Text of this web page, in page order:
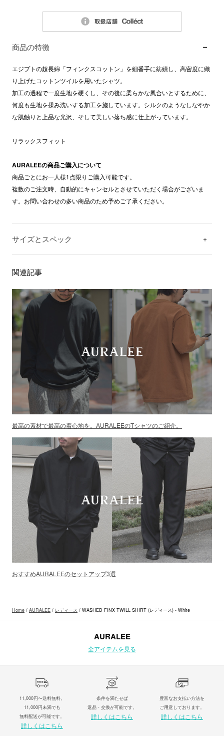
商品の特徴
エジプトの超長綿「フィンクスコットン」を細番手に紡績し、高密度に織
り上げたコットンツイルを用いたシャツ。
加工の過程で一度生地を硬くし、その後に柔らかな風合いとするために、
何度も生地を揉み洗いする加工を施しています。シルクのようなしなやか
な肌触りと上品な光沢、そして美しい落ち感に仕上がっています。
リラックスフィット
AURALEEの商品ご購入について
商品ごとにお一人様1点限りご購入可能です。
複数のご注文時、自動的にキャンセルとさせていただく場合がございま
す。お問い合わせの多い商品のため予めご了承ください。
サイズとスペック
関連記事
最高の素材で最高の着心地を。AURALEEのTシャツのご紹介。
おすすめAURALEEのセットアップ3選
Home / AURALEE / レディース / WASHED FINX TWILL SHIRT (レディース) - White
AURALEE
全アイテムを見る
11,000円〜送料無料。
11,000円未満でも
無料配送が可能です。
詳しくはこちら
条件を満たせば
返品・交換が可能です。
詳しくはこちら
豊富なお支払い方法を
ご用意しております。
詳しくはこちら